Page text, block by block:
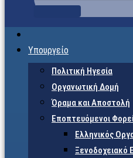
Υπουργείο
Πολιτική Ηγεσία
Οργανωτική Δομή
Όραμα και Αποστολή
Εποπτευόμενοι
Eλληνικός
Ξενοδοχειακό